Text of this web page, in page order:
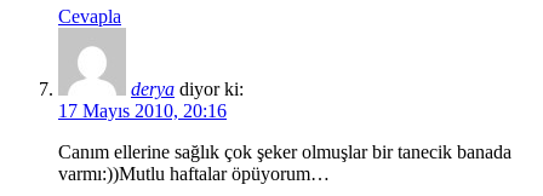
Cevapla
derya diyor ki:
17 Mayıs 2010, 20:16
Canım ellerine sağlık çok şeker olmuşlar bir tanecik banada
varmı:))Mutlu haftalar öpüyorum…